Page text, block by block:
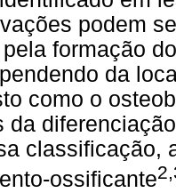
podem
formação
da
como o
da
classificação,
ossificante